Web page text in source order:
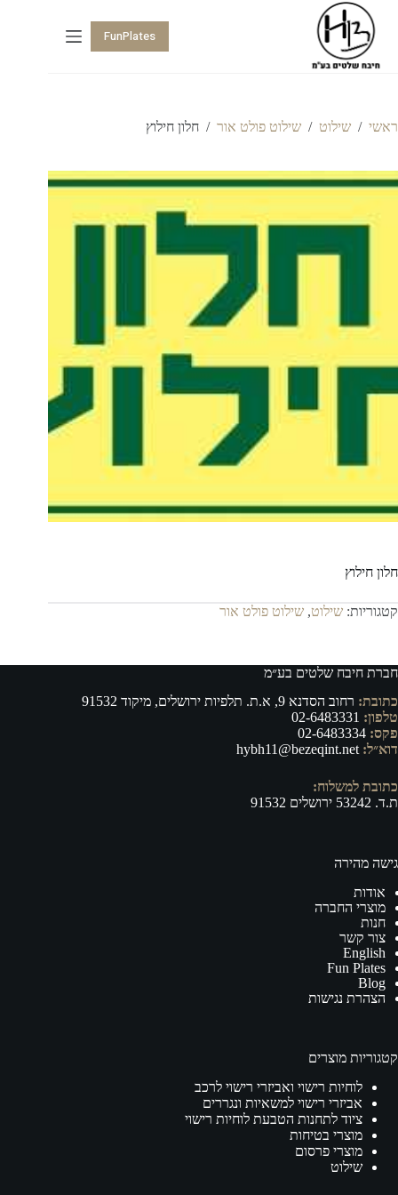
FunPlates
ראשי / שילוט / שילוט פולט אור / חלון חילוץ
חלון חילוץ
קטגוריות: שילוט, שילוט פולט אור
חברת חיבח שלטים בע״מ
כתובת: רחוב הסדנא 9, א.ת. תלפיות ירושלים, מיקוד 91532
טלפון: 02-6483331
פקס:
דוא״ל: hybh11@bezeqint.net
כתובת למשלוח:
ת.ד. 53242 ירושלים 91532
גישה מהירה
אודות
מוצרי החברה
חנות
צור קשר
English
Fun Plates
Blog
הצהרת נגישות
קטגוריות מוצרים
לוחיות רישוי ואביזרי רישוי לרכב
אביזרי רישוי למשאיות ונגררים
ציוד לתחנות הטבעת לוחיות רישוי
מוצרי בטיחות
מוצרי פרסום
שילוט